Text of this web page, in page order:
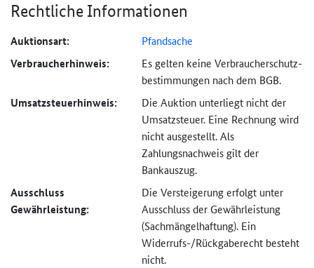
Rechtliche Informationen
Auktionsart: Pfandsache
Verbraucher­hinweis:
Es gelten keine Verbraucher­schutz­
bestimmungen nach dem BGB.
Umsatzsteuer­hinweis:
Die Auktion unterliegt nicht der
Umsatzsteuer. Eine Rechnung wird
nicht ausgestellt. Als
Zahlungsnachweis gilt der
Bankauszug.
Ausschluss
Gewährleistung:
Die Versteigerung erfolgt unter
Ausschluss der Gewährleistung
(Sachmängel­haftung). Ein
Widerrufs-/Rückgaberecht besteht
nicht.